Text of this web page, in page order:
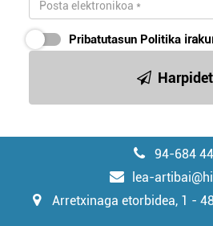
Pribatutasun Politika
94-684
lea-
Arretxinaga etorbidea, 1 -